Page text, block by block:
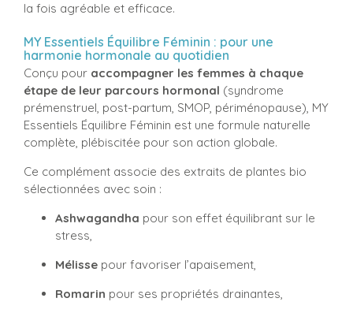
la fois agréable et efficace.
MY Essentiels Équilibre Féminin : pour une
harmonie hormonale au quotidien
Conçu pour accompagner les femmes à chaque
étape de leur parcours hormonal (syndrome
prémenstruel, post-partum, SMOP, périménopause), MY
Essentiels Équilibre Féminin est une formule naturelle
complète, plébiscitée pour son action globale.
Ce complément associe des extraits de plantes bio
sélectionnées avec soin :
Ashwagandha pour son effet équilibrant sur le
stress,
Mélisse pour favoriser l’apaisement,
Romarin pour ses propriétés drainantes,